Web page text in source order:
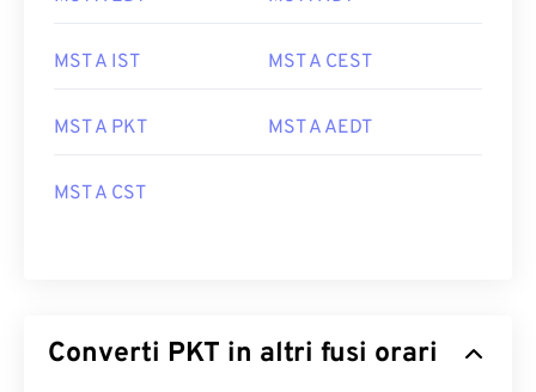
MST A IST MST A CEST
MST A PKT MST A AEDT
MST A CST
Converti PKT in altri fusi orari